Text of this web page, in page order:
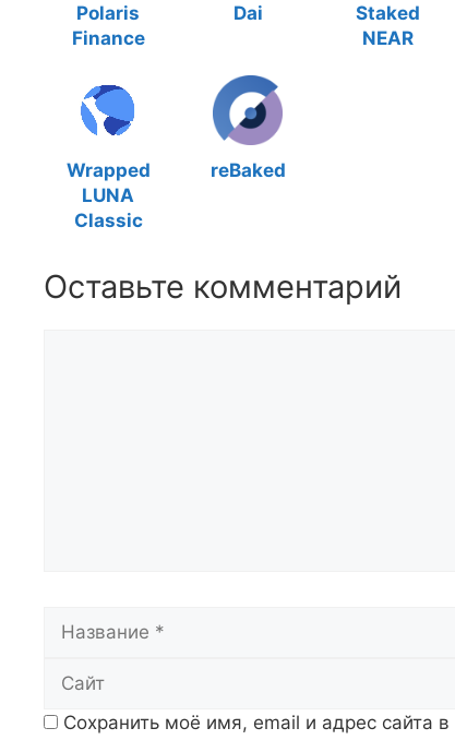
Polaris
Finance
Dai
Staked
NEAR
Wrapped
LUNA
Classic
reBaked
Оставьте комментарий
Название
Сохранить моё имя, email и адрес сайта